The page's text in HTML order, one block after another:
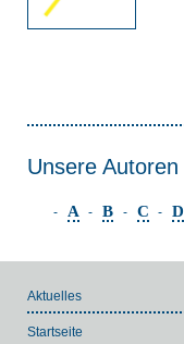
Unsere Autoren
- A - B - C - D
Aktuelles
Startseite